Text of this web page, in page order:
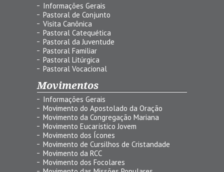
Informações Gerais
Pastoral de Conjunto
Visita Canônica
Pastoral Catequética
Pastoral da Juventude
Pastoral Familiar
Pastoral Litúrgica
Pastoral Vocacional
Movimentos
Informações Gerais
Movimento do Apostolado da Oração
Movimento da Congregação Mariana
Movimento Eucarístico Jovem
Movimento dos Ícones
Movimento de Cursilhos de Cristandade
Movimento da RCC
Movimento dos Focolares